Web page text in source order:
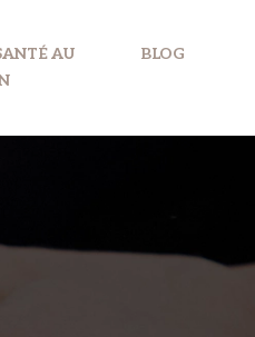
AU
BLOG